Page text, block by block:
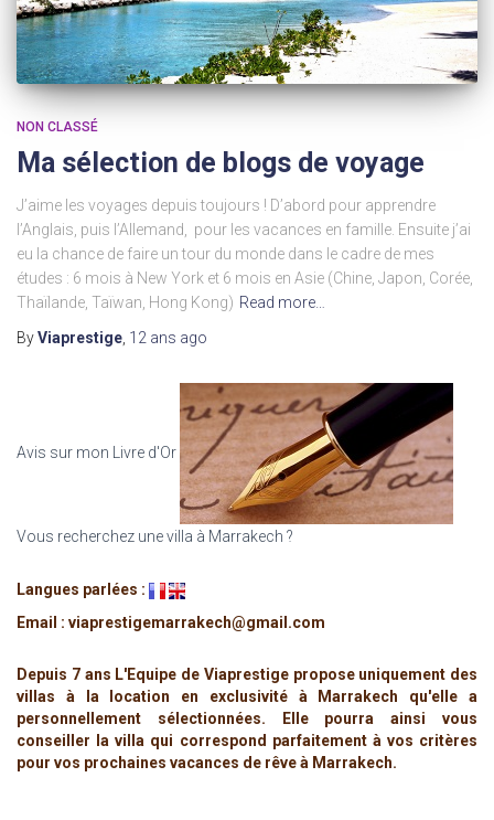
NON CLASSÉ
Ma sélection de blogs de voyage
J’aime les voyages depuis toujours ! D’abord pour apprendre
l’Anglais, puis l’Allemand, pour les vacances en famille. Ensuite j’ai
eu la chance de faire un tour du monde dans le cadre de mes
études : 6 mois à New York et 6 mois en Asie (Chine, Japon, Corée,
Thaïlande, Taïwan, Hong Kong) Read more…
ByViaprestige, 12 ans ago
Avis sur mon Livre d'Or
Vous recherchez une villa à Marrakech ?
Langues parlées :
Email : viaprestigemarrakech@gmail.com
Depuis 7 ans L'Equipe de Viaprestige propose uniquement des
villas à la location en exclusivité à Marrakech qu'elle a
personnellement sélectionnées. Elle pourra ainsi vous
conseiller la villa qui correspond parfaitement à vos critères
pour vos prochaines vacances de rêve à Marrakech.